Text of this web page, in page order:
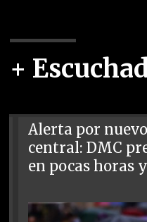
+
Alerta por
central: DMC
en pocas horas